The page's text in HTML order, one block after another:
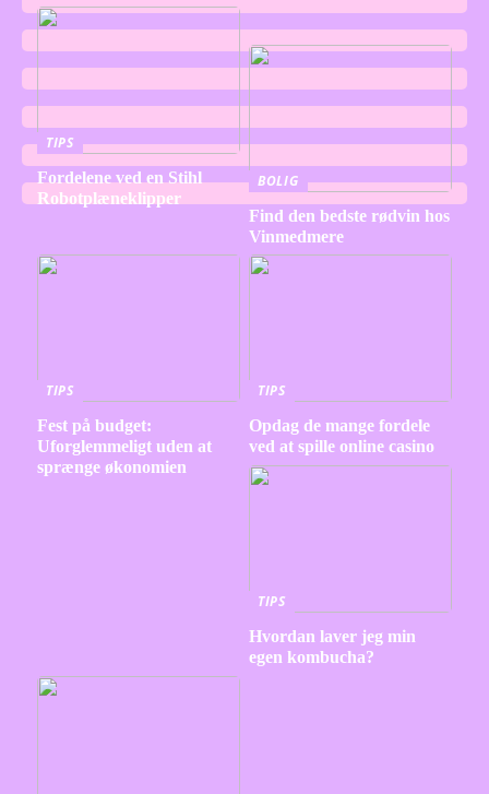
TIPS
Fordelene ved en Stihl
Robotplæneklipper
BOLIG
Find den bedste rødvin hos
Vinmedmere
TIPS
Fest på budget:
Uforglemmeligt uden at
sprænge økonomien
TIPS
Opdag de mange fordele
ved at spille online casino
TIPS
Hvordan laver jeg min
egen kombucha?